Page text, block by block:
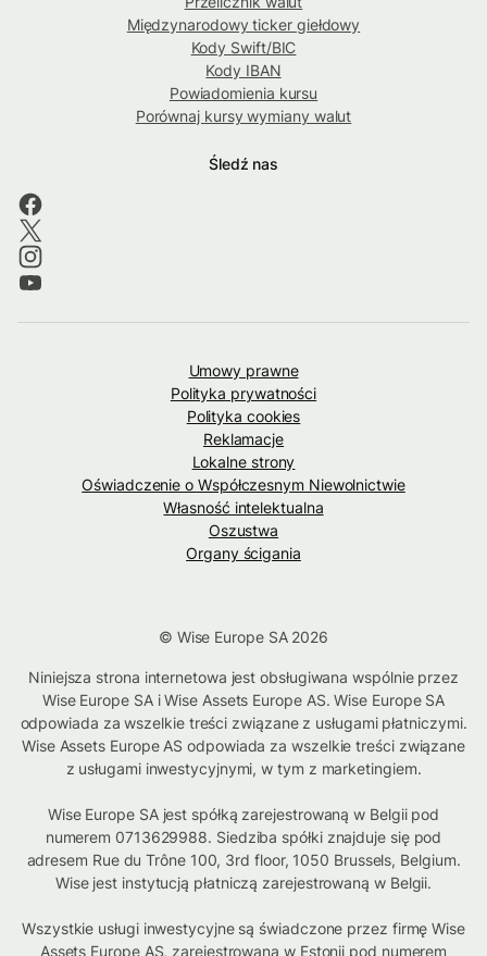
Międzynarodowy ticker giełdowy
Kody Swift/BIC
Kody IBAN
Powiadomienia kursu
Porównaj kursy wymiany walut
Śledź nas
Umowy prawne
Polityka prywatności
Polityka cookies
Reklamacje
Lokalne strony
Oświadczenie o Współczesnym Niewolnictwie
Własność intelektualna
Oszustwa
Organy ścigania
© Wise Europe SA 2026
Niniejsza strona internetowa jest obsługiwana wspólnie przez
Wise Europe SA i Wise Assets Europe AS. Wise Europe SA
odpowiada za wszelkie treści związane z usługami płatniczymi.
Wise Assets Europe AS odpowiada za wszelkie treści związane
z usługami inwestycyjnymi, w tym z marketingiem.
Wise Europe SA jest spółką zarejestrowaną w Belgii pod
numerem 0713629988. Siedziba spółki znajduje się pod
adresem Rue du Trône 100, 3rd floor, 1050 Brussels, Belgium.
Wise jest instytucją płatniczą zarejestrowaną w Belgii.
Wszystkie usługi inwestycyjne są świadczone przez firmę Wise
Assets Europe AS, zarejestrowaną w Estonii pod numerem